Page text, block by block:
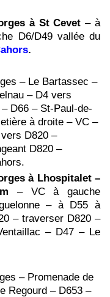
à St Cevet– à
D6/D49 vallée du
.
– Le Bartassec –
– D4 vers
D66 – St-Paul-de-
à droite – VC –
D820 –
D820 –
à Lhospitalet –
– VC à gauche
– à D55 à
– traverser D820 –
– D47 – Le
– Promenade de
Regourd – D653 –